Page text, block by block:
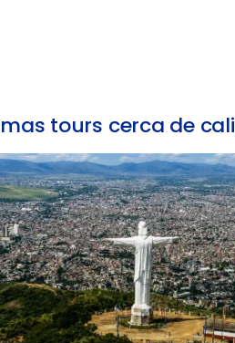
mas tours cerca de cali